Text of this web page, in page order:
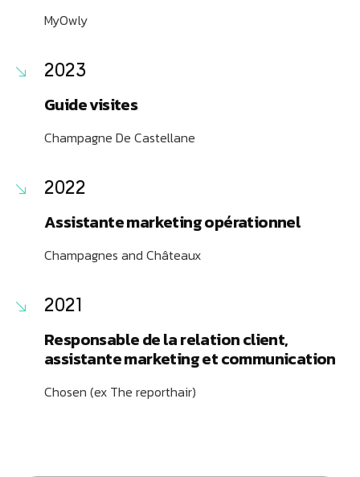
MyOwly
2023
Guide visites
Champagne De Castellane
2022
Assistante marketing opérationnel
Champagnes and Châteaux
2021
Responsable de la relation client,
assistante marketing et communication
Chosen (ex The reporthair)